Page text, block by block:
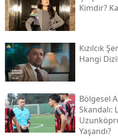
Kimdir?
Kızılcık
Hangi
Bölgesel
Skandalı:
Yaşandı?